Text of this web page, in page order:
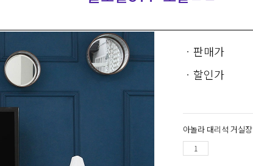
ㆍ판매가
ㆍ할인가
아놀라 대리석 거실장